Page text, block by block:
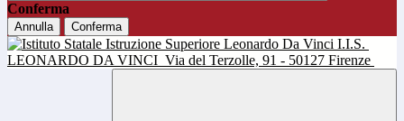
Conferma
Annulla Conferma
I.I.S.
LEONARDO DA VINCI Via del Terzolle, 91 - 50127 Firenze